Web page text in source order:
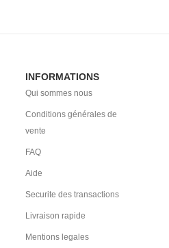
INFORMATIONS
Qui sommes nous
Conditions générales de
vente
FAQ
Aide
Securite des transactions
Livraison rapide
Mentions legales